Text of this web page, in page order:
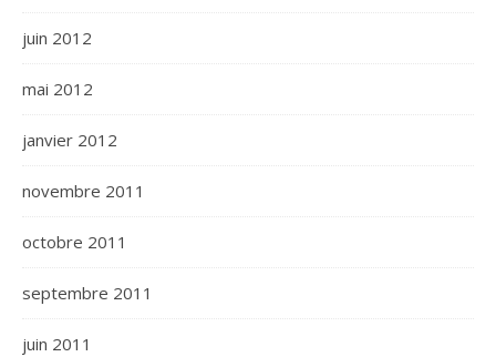
juin 2012
mai 2012
janvier 2012
novembre 2011
octobre 2011
septembre 2011
juin 2011